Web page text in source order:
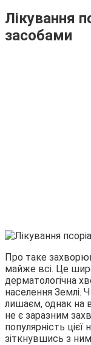
Лікування
засобами
Про таке
майже всі. Це
дерматологічна
населення Землі.
лишаєм, однак на
не є заразним
популярність
зіткнувшись з